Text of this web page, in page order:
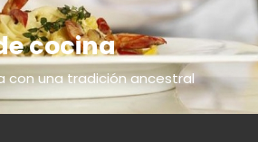
cocina
con una tradición ancestral